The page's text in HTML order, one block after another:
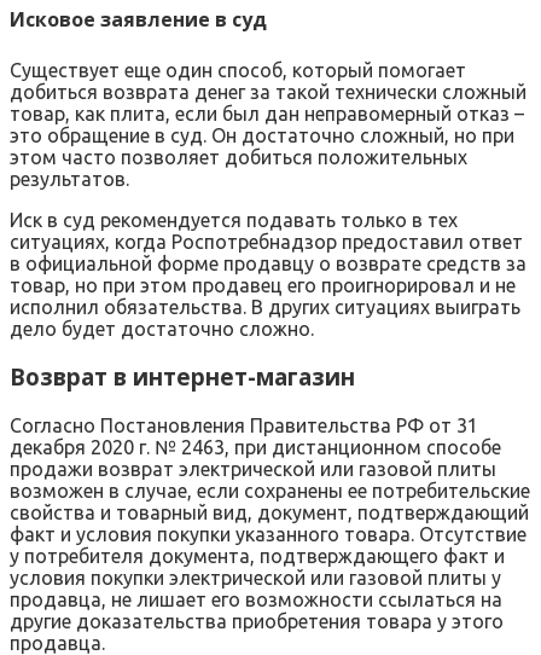
Исковое заявление в суд
Существует еще один способ, который помогает
добиться возврата денег за такой технически сложный
товар, как плита, если был дан неправомерный отказ –
это обращение в суд. Он достаточно сложный, но при
этом часто позволяет добиться положительных
результатов.
Иск в суд рекомендуется подавать только в тех
ситуациях, когда Роспотребнадзор предоставил ответ
в официальной форме продавцу о возврате средств за
товар, но при этом продавец его проигнорировал и не
исполнил обязательства. В других ситуациях выиграть
дело будет достаточно сложно.
Возврат в интернет-магазин
Согласно Постановления Правительства РФ от 31
декабря 2020 г. № 2463, при дистанционном способе
продажи возврат электрической или газовой плиты
возможен в случае, если сохранены ее потребительские
свойства и товарный вид, документ, подтверждающий
факт и условия покупки указанного товара. Отсутствие
у потребителя документа, подтверждающего факт и
условия покупки электрической или газовой плиты у
продавца, не лишает его возможности ссылаться на
другие доказательства приобретения товара у этого
продавца.